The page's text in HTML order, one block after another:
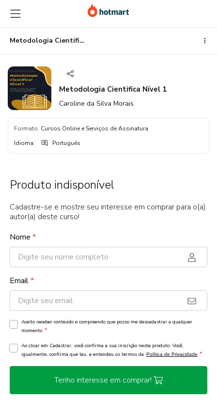
para
o
conteúdo
principal
para
o
pagamento
para
o
rodapé
Metodologia Cientifica Nível 1
Metodologia Cientifica Nível 1
Caroline da Silva Morais
Formato: Cursos Online e Serviços de Assinatura
Idioma: Português
Produto indisponível
Cadastre-se e mostre seu interesse em comprar para o(a)
autor(a) deste curso!
Nome *
Email*
Aceito receber conteúdo e compreendo que posso me descadastrar a qualquer
momento. *
Ao clicar em Cadastrar, você confirma a sua inscrição neste produto. Você,
igualmente, confirma que leu, e entendeu os termos da Política de Privacidade *
Tenho interesse em comprar!